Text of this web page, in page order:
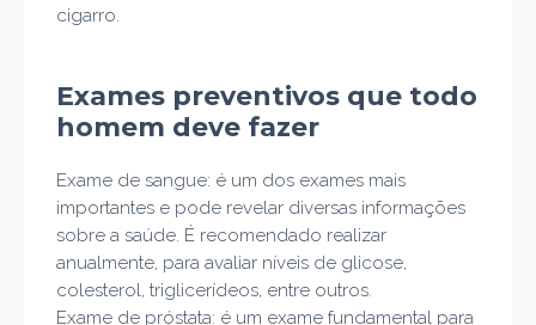
cigarro.
Exames preventivos que todo
homem deve fazer
Exame de sangue: é um dos exames mais
importantes e pode revelar diversas informações
sobre a saúde. É recomendado realizar
anualmente, para avaliar níveis de glicose,
colesterol, triglicerídeos, entre outros.
Exame de próstata: é um exame fundamental para